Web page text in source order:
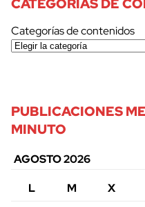
Categorías de contenidos
PUBLICACIONES
MINUTO
AGOSTO 2026
L
M X